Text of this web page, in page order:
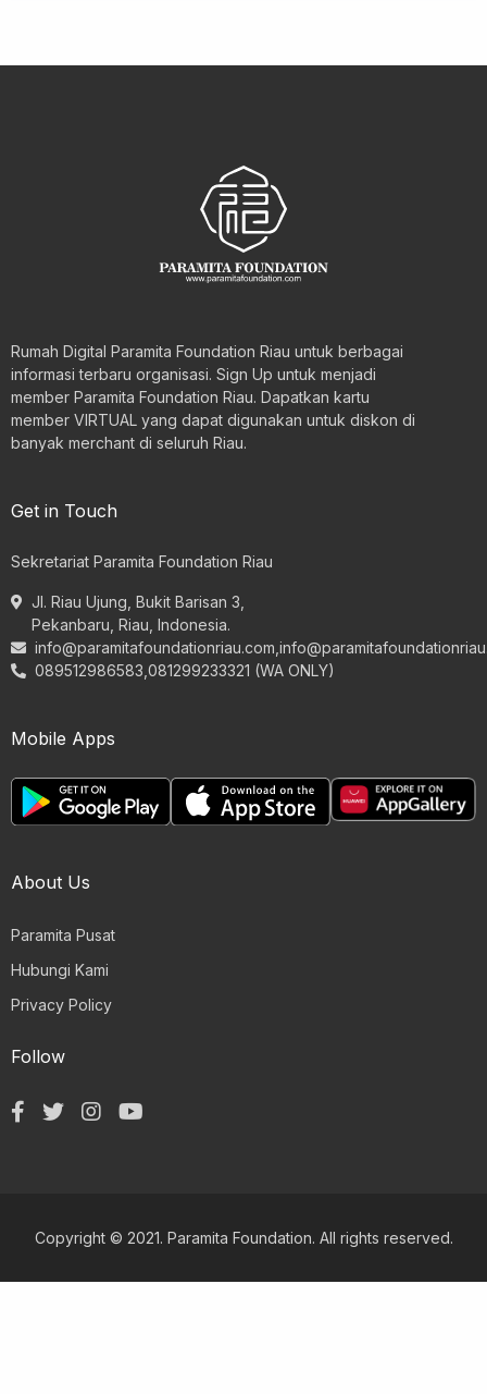
Rumah Digital Paramita Foundation Riau untuk berbagai
informasi terbaru organisasi. Sign Up untuk menjadi
member Paramita Foundation Riau. Dapatkan kartu
member VIRTUAL yang dapat digunakan untuk diskon di
banyak merchant di seluruh Riau.
Get in Touch
Sekretariat Paramita Foundation Riau
Jl. Riau Ujung, Bukit Barisan 3,
Pekanbaru, Riau, Indonesia.
info@paramitafoundationriau.com
089512986583,081299233321 (WA ONLY)
Mobile Apps
About Us
Paramita Pusat
Hubungi Kami
Privacy Policy
Follow
Copyright © 2021. Paramita Foundation. All rights reserved.